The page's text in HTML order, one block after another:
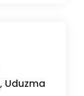
Uduzma